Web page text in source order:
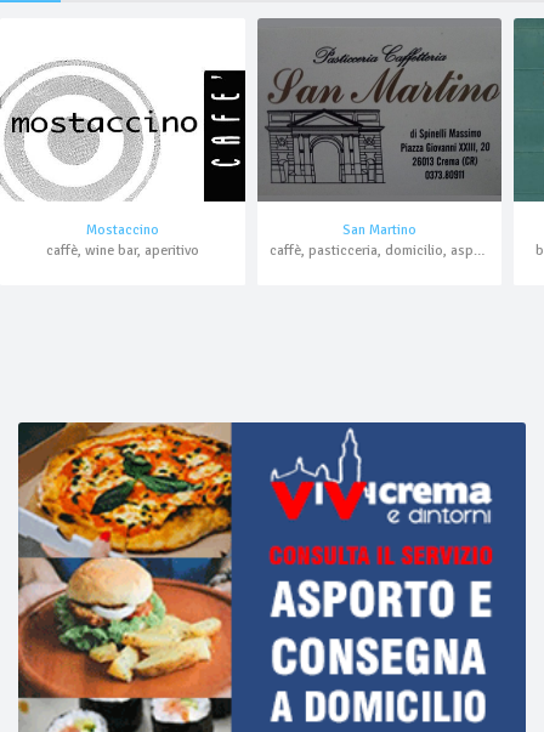
Mostaccino
caffè, wine bar, aperitivo
San Martino
caffè, pasticceria, domicilio, asporto